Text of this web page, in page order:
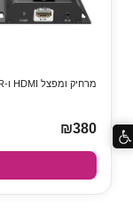
מרחיק ומפצל HDMI ו-IR על CAT6/5E עד 120 מטר (מקלט בלבד)
₪380